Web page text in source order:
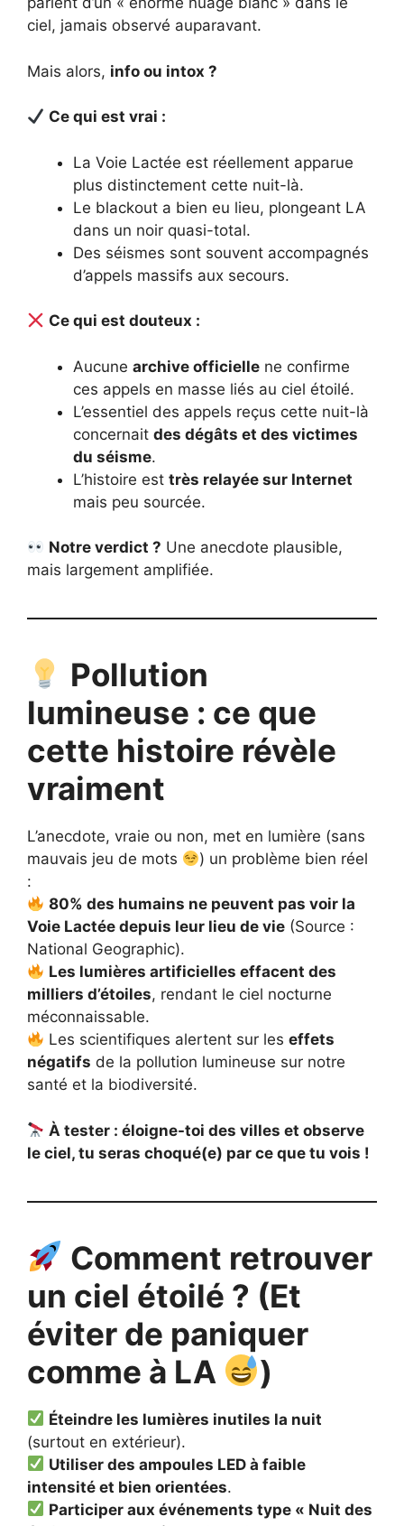
ciel, jamais observé auparavant.
Mais alors, info ou intox ?
Ce qui est vrai :
La Voie Lactée est réellement apparue
plus distinctement cette nuit-là.
Le blackout a bien eu lieu, plongeant LA
dans un noir quasi-total.
Des séismes sont souvent accompagnés
d’appels massifs aux secours.
Ce qui est douteux :
Aucune archive officielle ne confirme
ces appels en masse liés au ciel étoilé.
L’essentiel des appels reçus cette nuit-là
concernait des dégâts et des victimes
du séisme.
L’histoire est très relayée sur Internet
mais peu sourcée.
Notre verdict ? Une anecdote plausible,
mais largement amplifiée.
Pollution
lumineuse : ce que
cette histoire révèle
vraiment
L’anecdote, vraie ou non, met en lumière (sans
mauvais jeu de mots
) un problème bien réel
:
80% des humains ne peuvent pas voir la
Voie Lactée depuis leur lieu de vie (Source :
National Geographic).
Les lumières artificielles effacent des
milliers d’étoiles, rendant le ciel nocturne
méconnaissable.
Les scientifiques alertent sur leseffets
négatifs de la pollution lumineuse sur notre
santé et la biodiversité.
À tester : éloigne-toi des villes et observe
le ciel, tu seras choqué(e) par ce que tu vois !
Comment retrouver
un ciel étoilé ? (Et
éviter de paniquer
comme à LA
)
Éteindre les lumières inutiles la nuit
(surtout en extérieur).
Utiliser des ampoules LED à faible
intensité et bien orientées.
Participer aux événements type « Nuit des